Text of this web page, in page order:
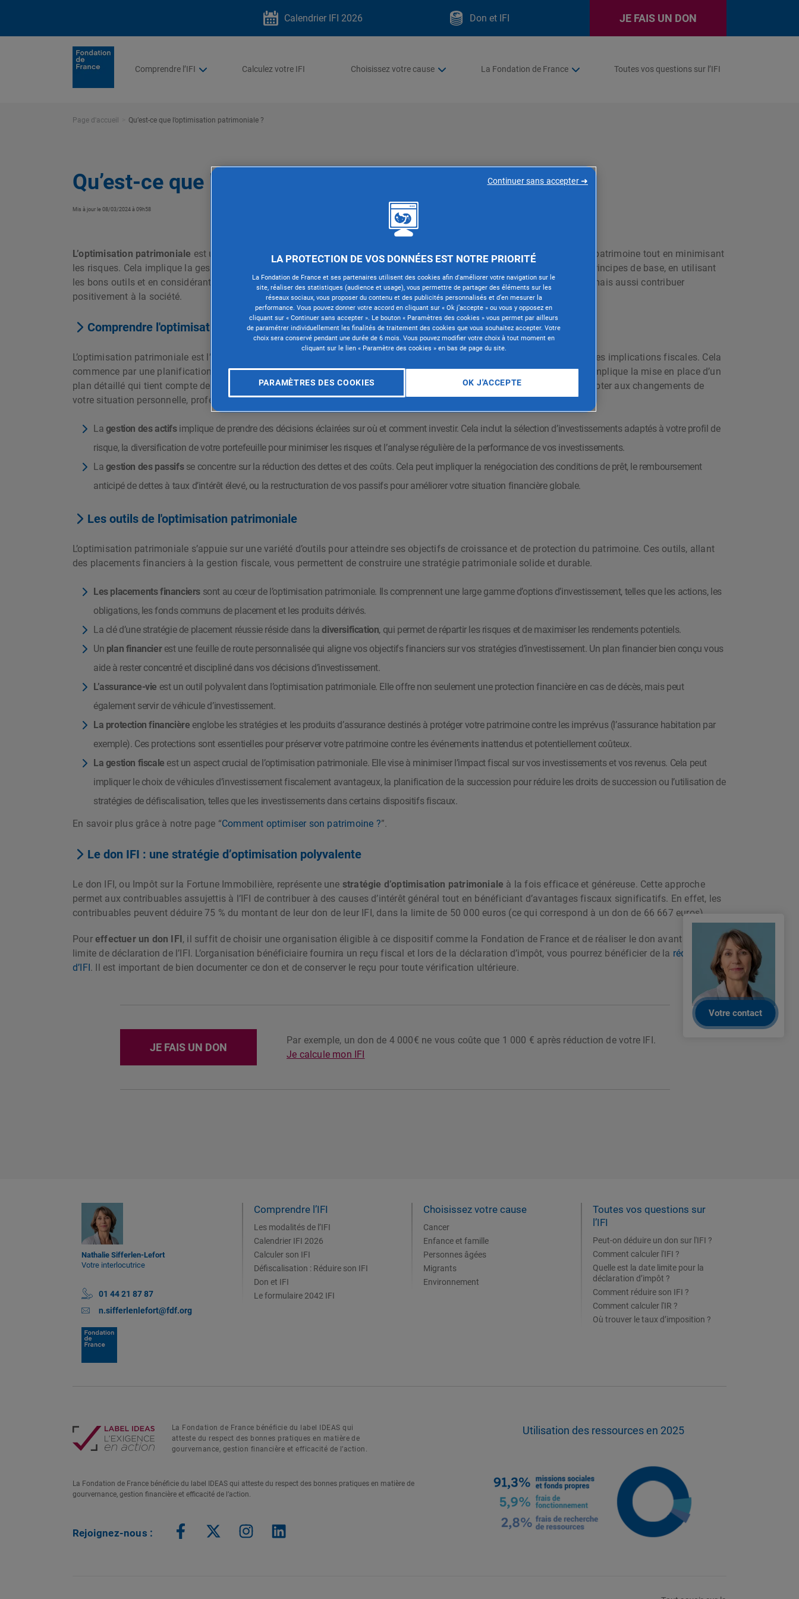
Calendrier IFI 2026 Don et IFI JE FAIS UN DON
Comprendre l’IFI Calculez votre IFI Choisissez votre cause La Fondation de France Toutes vos questions sur l’IFI
Page d'accueil Qu’est-ce que l’optimisation patrimoniale ?
Qu’est-ce que l’optimisation patrimoniale ?
Mis à jour le 08/03/2024 à 09h58
L’optimisation patrimoniale est une approche globale de la gestion financière qui vise à maximiser la croissance de votre patrimoine tout en minimisant
les risques. Cela implique la gestion efficace de vos actifs, de vos passifs et de vos investissements. En comprenant les principes de base, en utilisant
les bons outils et en considérant des stratégies comme le don IFI, vous pouvez non seulement accroître votre patrimoine, mais aussi contribuer
positivement à la société.
Comprendre l'optimisation patrimoniale : principes de base
L’optimisation patrimoniale est l’art de
de manière à maximiser ses avantages tout en minimisant les implications fiscales. Cela
commence par une planification financière solide, qui est la pierre angulaire de toutestratégie patrimonialeréussie. Elle implique la mise en place d’un
plan détaillé qui tient compte de vos objectifs à court, moyen et long terme. Cette planification doit être flexible pour s’adapter aux changements de
votre situation personnelle, professionnelle ou aux fluctuations du marché.
La gestion des actifsimplique de prendre des décisions éclairées sur où et comment investir. Cela inclut la sélection d’investissements adaptés à votre profil de
risque, la diversification de votre portefeuille pour minimiser les risques et l’analyse régulière de la performance de vos investissements.
La gestion des passifsse concentre sur la réduction des dettes et des coûts. Cela peut impliquer la renégociation des conditions de prêt, le remboursement
anticipé de dettes à taux d’intérêt élevé, ou la restructuration de vos passifs pour améliorer votre situation financière globale.
Les outils de l'optimisation patrimoniale
L’optimisation patrimoniale s’appuie sur une variété d’outils pour atteindre ses objectifs de croissance et de protection du patrimoine. Ces outils, allant
des placements financiers à la gestion fiscale, vous permettent de construire une stratégie patrimoniale solide et durable.
Les placements financiers sont au cœur de l’optimisation patrimoniale. Ils comprennent une large gamme d’options d’investissement, telles que les actions, les
obligations, les fonds communs de placement et les produits dérivés.
La clé d’une stratégie de placement réussie réside dans ladiversification, qui permet de répartir les risques et de maximiser les rendements potentiels.
Un plan financierest une feuille de route personnalisée qui aligne vos objectifs financiers sur vos stratégies d’investissement. Un plan financier bien conçu vous
aide à rester concentré et discipliné dans vos décisions d’investissement.
L’assurance-vie est un outil polyvalent dans l’optimisation patrimoniale. Elle offre non seulement une protection financière en cas de décès, mais peut
également servir de véhicule d’investissement.
La protection financière englobe les stratégies et les produits d’assurance destinés à protéger votre patrimoine contre les imprévus (l’assurance habitation par
exemple). Ces protections sont essentielles pour préserver votre patrimoine contre les événements inattendus et potentiellement coûteux.
La gestion fiscale est un aspect crucial de l’optimisation patrimoniale. Elle vise à minimiser l’impact fiscal sur vos investissements et vos revenus. Cela peut
impliquer le choix de véhicules d’investissement fiscalement avantageux, la planification de la succession pour réduire les droits de succession ou l’utilisation de
stratégies de défiscalisation, telles que les investissements dans certains dispositifs fiscaux.
En savoir plus grâce à notre page “Comment optimiser son patrimoine ?”.
Le don IFI : une stratégie d’optimisation polyvalente
Le don IFI, ou Impôt sur la Fortune Immobilière, représente une stratégie d’optimisation patrimoniale à la fois efficace et généreuse. Cette approche
permet aux contribuables assujettis à l’IFI de contribuer à des causes d’intérêt général tout en bénéficiant d’avantages fiscaux significatifs. En effet, les
contribuables peuvent déduire 75 % du montant de leur don de leur IFI, dans la limite de 50 000 euros (ce qui correspond à un don de 66 667 euros).
Pour effectuer un don IFI, il suffit de choisir une organisation éligible à ce dispositif comme la Fondation de France et de réaliser le don avant la date
limite de déclaration de l’IFI. L’organisation bénéficiaire fournira un reçu fiscal et lors de la déclaration d’impôt, vous pourrez bénéficier de la réduction
d’IFI. Il est important de bien documenter ce don et de conserver le reçu pour toute vérification ultérieure.
JE FAIS UN DON
Par exemple, un don de 4 000€ ne vous coûte que 1 000 € après réduction de votre IFI.
Je calcule mon IFI
Nathalie Sifferlen-Lefort
Votre interlocutrice
01 44 21 87 87
n.sifferlenlefort@fdf.org
Comprendre l’IFI
Les modalités de l’IFI
Calendrier IFI 2026
Calculer son IFI
Défiscalisation : Réduire son IFI
Don et IFI
Le formulaire 2042 IFI
Choisissez votre cause
Cancer
Enfance et famille
Personnes âgées
Migrants
Environnement
Toutes vos questions sur
l’IFI
Peut-on déduire un don sur l'IFI ?
Comment calculer l'IFI ?
Quelle est la date limite pour la
déclaration d’impôt ?
Comment réduire son IFI ?
Comment calculer l'IR ?
Où trouver le taux d’imposition ?
La Fondation de France bénéficie du label IDEAS qui
atteste du respect des bonnes pratiques en matière de
gourvernance, gestion financière et efficacité de l’action.
Utilisation des ressources en 2025
La Fondation de France bénéficie du label IDEAS qui atteste du respect des bonnes pratiques en matière de
gourvernance, gestion financière et efficacité de l’action.
Rejoignez-nous
LA PROTECTION DE VOS DONNÉES EST NOTRE PRIORITÉ
La Fondation de France et ses partenaires utilisent des cookies afin d'améliorer votre navigation sur le
site, réaliser des statistiques (audience et usage), vous permettre de partager des éléments sur les
réseaux sociaux, vous proposer du contenu et des publicités personnalisés et d’en mesurer la
performance. Vous pouvez donner votre accord en cliquant sur « Ok j’accepte » ou vous y opposez en
cliquant sur « Continuer sans accepter ». Le bouton « Paramètres des cookies » vous permet par ailleurs
de paramétrer individuellement les finalités de traitement des cookies que vous souhaitez accepter. Votre
choix sera conservé pendant une durée de 6 mois. Vous pouvez modifier votre choix à tout moment en
cliquant sur le lien « Paramètre des cookies » en bas de page du site.
PARAMÈTRES DES COOKIES OK J'ACCEPTE
Continuer sans accepter ➜